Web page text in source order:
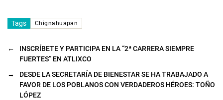
Tags Chignahuapan
←
INSCRÍBETE Y PARTICIPA EN LA “2ª CARRERA SIEMPRE
FUERTES” EN ATLIXCO
→
DESDE LA SECRETARÍA DE BIENESTAR SE HA TRABAJADO A
FAVOR DE LOS POBLANOS CON VERDADEROS HÉROES: TOÑO
LÓPEZ